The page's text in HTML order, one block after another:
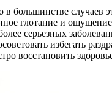
случаев
глотание и
серьезных
избегать
восстановить